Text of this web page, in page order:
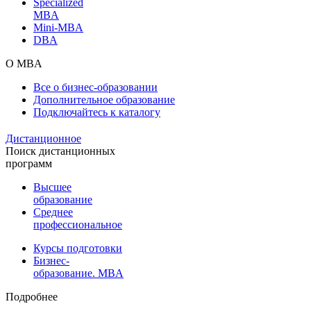
MBA
Mini-MBA
DBA
О MBA
Все о бизнес-образовании
Дополнительное образование
Подключайтесь к каталогу
Дистанционное
Поиск дистанционных
программ
Высшее
образование
Среднее
профессиональное
Курсы подготовки
Бизнес-
образование. MBA
Подробнее